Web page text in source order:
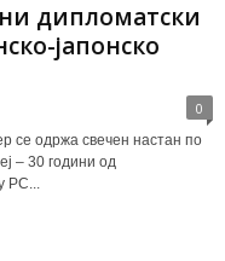
дипломатски
јапонско
0
се одржа свечен настан по
– 30 години од
РС...